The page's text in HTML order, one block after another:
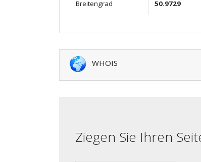
Breitengrad 50.9729
WHOIS
Ziegen Sie Ihren